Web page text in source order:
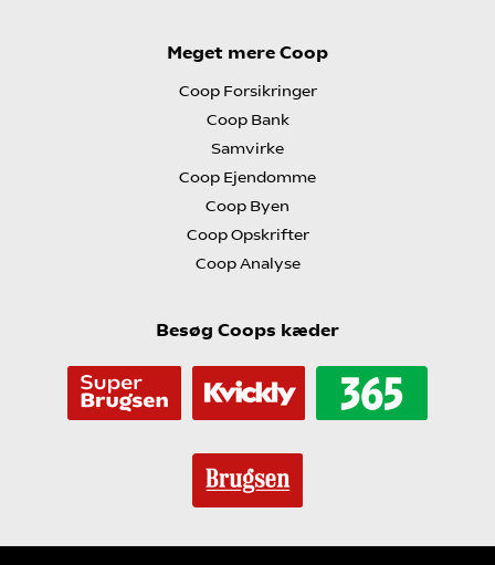
Meget mere Coop
Coop Forsikringer
Coop Bank
Samvirke
Coop Ejendomme
Coop Byen
Coop Opskrifter
Coop Analyse
Besøg Coops kæder